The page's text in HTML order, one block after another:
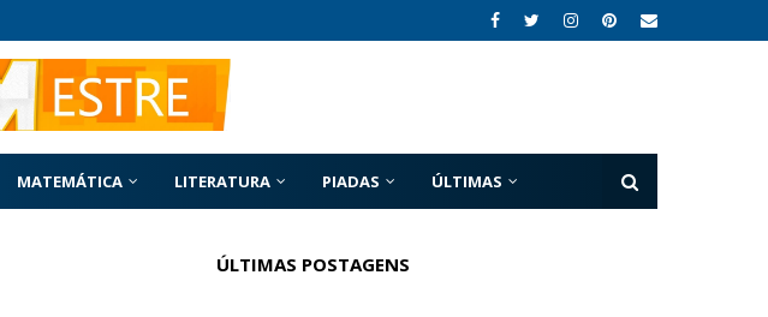
MATEMÁTICA LITERATURA PIADAS ÚLTIMAS
ÚLTIMAS POSTAGENS